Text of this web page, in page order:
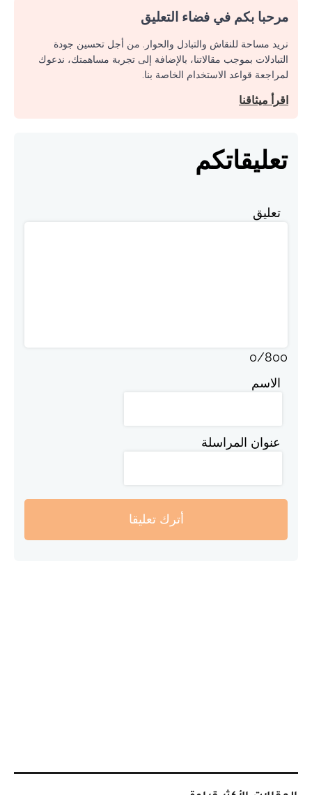
مرحبا بكم في فضاء التعليق
نريد مساحة للنقاش والتبادل والحوار. من أجل تحسين جودة
التبادلات بموجب مقالاتنا، بالإضافة إلى تجربة مساهمتك، ندعوك
لمراجعة قواعد الاستخدام الخاصة بنا.
اقرأ ميثاقنا
تعليقاتكم
تعليق
0/800
الاسم
عنوان المراسلة
أترك تعليقا